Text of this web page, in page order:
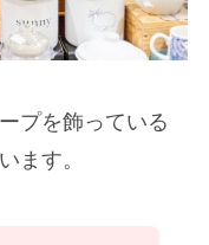
プを飾っている
ます。